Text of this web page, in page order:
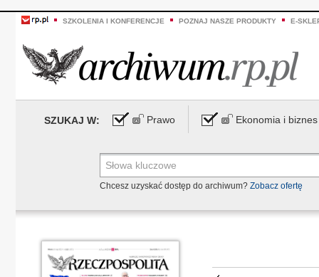
SZKOLENIA I KONFERENCJE POZNAJ NASZE PRODUKTY E-
SZUKAJ W: Prawo Ekonomia i biznes
Chcesz uzyskać dostęp do archiwum? Zobacz ofertę